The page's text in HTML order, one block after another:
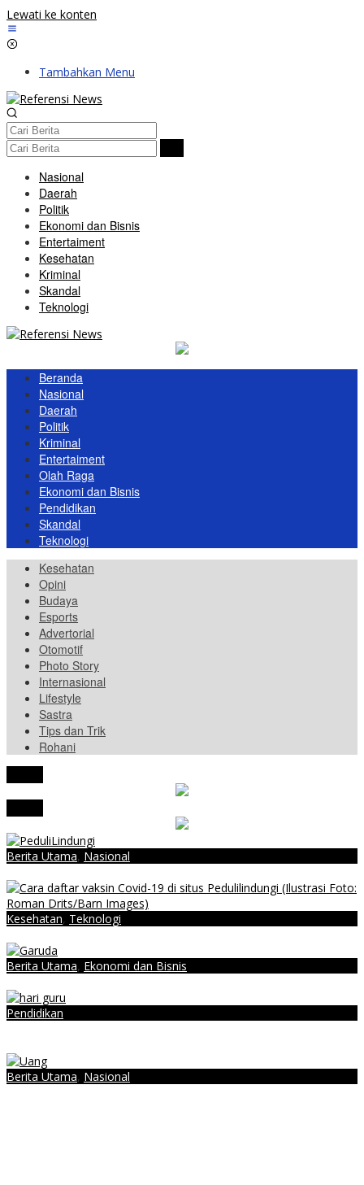
Lewati ke konten
Tambahkan Menu
Nasional
Daerah
Politik
Ekonomi dan Bisnis
Entertaiment
Kesehatan
Kriminal
Skandal
Teknologi
Beranda
Nasional
Daerah
Politik
Kriminal
Entertaiment
Olah Raga
Ekonomi dan Bisnis
Pendidikan
Skandal
Teknologi
Kesehatan
Opini
Budaya
Esports
Advertorial
Otomotif
Photo Story
Internasional
Lifestyle
Sastra
Tips dan Trik
Rohani
Berita Utama, Nasional
Kesehatan, Teknologi
Berita Utama, Ekonomi dan Bisnis
Pendidikan
Berita Utama, Nasional